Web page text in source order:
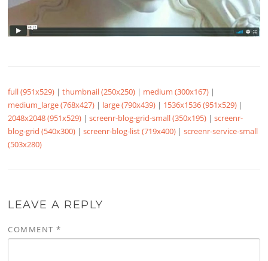
full (951x529) |thumbnail (250x250) | medium (300x167) |
medium_large (768x427) | large (790x439) | 1536x1536 (951x529) |
2048x2048 (951x529) |screenr-blog-grid-small (350x195) |screenr-
blog-grid (540x300) |screenr-blog-list (719x400) |screenr-service-small
(503x280)
LEAVE A REPLY
COMMENT*